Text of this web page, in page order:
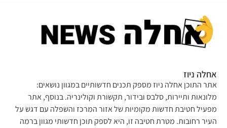
אחלה ניוז
אתר התוכן אחלה ניוז מספק תכנים חדשותיים במגוון נושאים:
מלונאות ותיירות, סלבס ובידור, תקשורת וקולינריה. בנוסף, אתר
מפעיל חטיבת חדשות מקומיות של אזור המרכז והשפלה עם דגש על
העיר רחובות. מטרת חטיבה זו, היא לספק תוכן חדשותי מגוון ברמה